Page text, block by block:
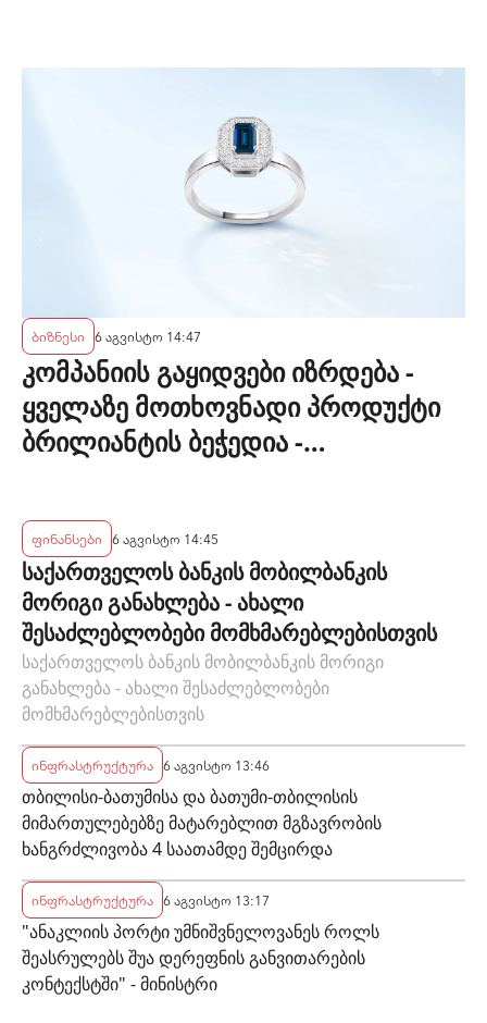
ბიზნესი 6 აგვისტო 14:47
კომპანიის გაყიდვები იზრდება -
ყველაზე მოთხოვნადი პროდუქტი
ბრილიანტის ბეჭედია -
ფინანსები 6 აგვისტო 14:45
საქართველოს ბანკის მობილბანკის
მორიგი განახლება - ახალი
შესაძლებლობები მომხმარებლებისთვის
საქართველოს ბანკის მობილბანკის მორიგი
განახლება - ახალი შესაძლებლობები
მომხმარებლებისთვის
ინფრასტრუქტურა 6 აგვისტო 13:46
თბილისი-ბათუმისა და ბათუმი-თბილისის
მიმართულებებზე მატარებლით მგზავრობის
ხანგრძლივობა 4 საათამდე შემცირდა
ინფრასტრუქტურა 6 აგვისტო 13:17
"ანაკლიის პორტი უმნიშვნელოვანეს როლს
შეასრულებს შუა დერეფნის განვითარების
კონტექსტში" - მინისტრი